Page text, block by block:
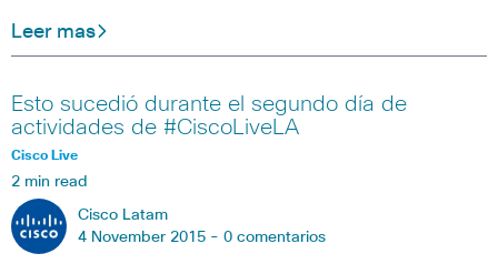
Leer mas
Esto sucedió durante el segundo día de
actividades de #CiscoLiveLA
Cisco Live
2 min read
Cisco Latam
4 November 2015 - 0 comentarios